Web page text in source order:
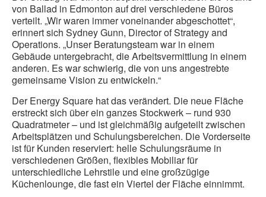
von Ballad in Edmonton auf drei verschiedene Büros
verteilt. „Wir waren immer voneinander abgeschottet“,
erinnert sich Sydney Gunn, Director of Strategy and
Operations. „Unser Beratungsteam war in einem
Gebäude untergebracht, die Arbeitsvermittlung in einem
anderen. Es war schwierig, die von uns angestrebte
gemeinsame Vision zu entwickeln.“
Der Energy Square hat das verändert. Die neue Fläche
erstreckt sich über ein ganzes Stockwerk – rund 930
Quadratmeter – und ist gleichmäßig aufgeteilt zwischen
Arbeitsplätzen und Schulungsbereichen. Die Vorderseite
ist für Kunden reserviert: helle Schulungsräume in
verschiedenen Größen, flexibles Mobiliar für
unterschiedliche Lehrstile und eine großzügige
Küchenlounge, die fast ein Viertel der Fläche einnimmt.